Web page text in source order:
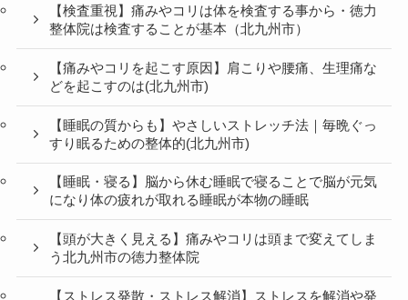
【検査重視】痛みやコリは体を検査する事から・徳力
整体院は検査することが基本（北九州市）
【痛みやコリを起こす原因】肩こりや腰痛、生理痛な
どを起こすのは(北九州市)
【睡眠の質からも】やさしいストレッチ法｜毎晩ぐっ
すり眠るための整体的(北九州市)
【睡眠・寝る】脳から休む睡眠で寝ることで脳が元気
になり体の疲れが取れる睡眠が本物の睡眠
【頭が大きく見える】痛みやコリは頭まで変えてしま
う北九州市の徳力整体院
【ストレス発散・ストレス解消】ストレスを解消や発